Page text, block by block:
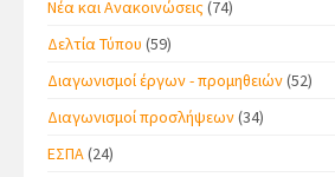
Νέα και Ανακοινώσεις(74)
Δελτία Τύπου (59)
Διαγωνισμοί έργων - προμηθειών(52)
Διαγωνισμοί προσλήψεων(34)
ΕΣΠΑ(24)